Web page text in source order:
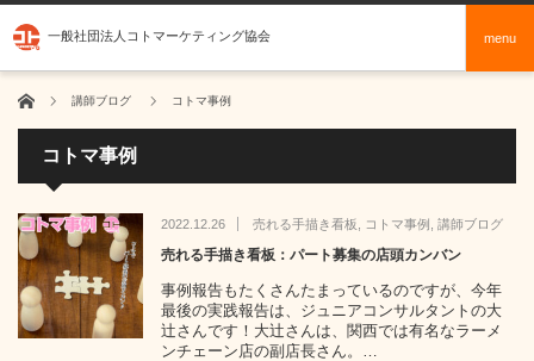
一般社団法人コトマーケティング協会 menu
ホーム 講師ブログ コトマ事例
コトマ事例
2022.12.26 売れる手描き看板 コトマ事例 講師ブログ
売れる手描き看板：パート募集の店頭カンバン
事例報告もたくさんたまっているのですが、今年
最後の実践報告は、ジュニアコンサルタントの大
辻さんです！大辻さんは、関西では有名なラーメ
ンチェーン店の副店長さん。…